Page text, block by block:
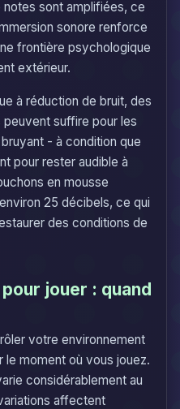
sont amplifiées, ce
sonore renforce
frontière psychologique
extérieur.
à réduction de bruit, des
suffire pour les
- à condition que
pour rester audible à
en mousse
25 décibels, ce qui
des conditions de
jouer : quand
votre environnement
moment où vous jouez.
considérablement au
affectent